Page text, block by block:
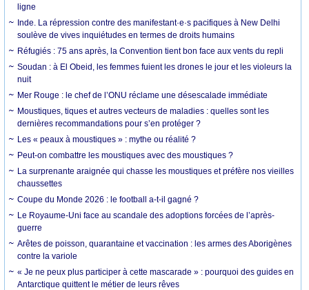
ligne
Inde. La répression contre des manifestant·e·s pacifiques à New Delhi
soulève de vives inquiétudes en termes de droits humains
Réfugiés : 75 ans après, la Convention tient bon face aux vents du repli
Soudan : à El Obeid, les femmes fuient les drones le jour et les violeurs la
nuit
Mer Rouge : le chef de l’ONU réclame une désescalade immédiate
Moustiques, tiques et autres vecteurs de maladies : quelles sont les
dernières recommandations pour s’en protéger ?
Les « peaux à moustiques » : mythe ou réalité ?
Peut-on combattre les moustiques avec des moustiques ?
La surprenante araignée qui chasse les moustiques et préfère nos vieilles
chaussettes
Coupe du Monde 2026 : le football a-t-il gagné ?
Le Royaume-Uni face au scandale des adoptions forcées de l’après-
guerre
Arêtes de poisson, quarantaine et vaccination : les armes des Aborigènes
contre la variole
« Je ne peux plus participer à cette mascarade » : pourquoi des guides en
Antarctique quittent le métier de leurs rêves